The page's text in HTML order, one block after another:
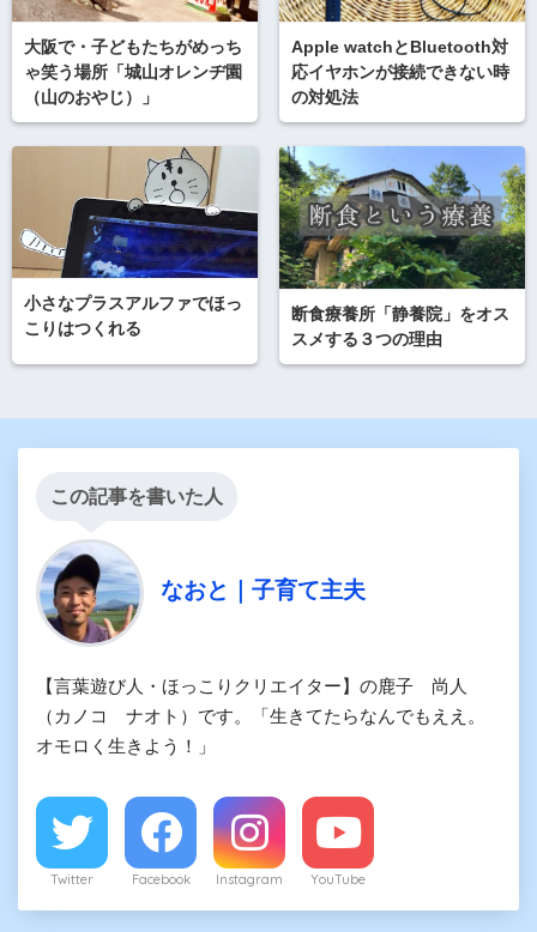
大阪で・子どもたちがめっち
ゃ笑う場所「城山オレンヂ園
（山のおやじ）」
Apple watchとBluetooth対
応イヤホンが接続できない時
の対処法
小さなプラスアルファでほっ
こりはつくれる
断食療養所「静養院」をオス
スメする３つの理由
この記事を書いた人
なおと｜子育て主夫
【言葉遊び人・ほっこりクリエイター】の鹿子 尚人
（カノコ ナオト）です。「生きてたらなんでもええ。
オモロく生きよう！」
Twitter Facebook Instagram YouTube